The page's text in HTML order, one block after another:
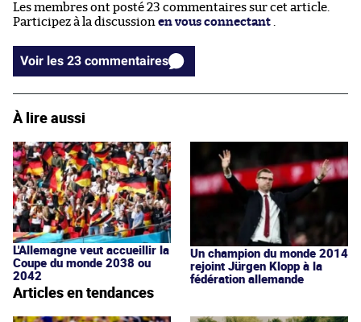
Les membres ont posté 23 commentaires sur cet article.
Participez à la discussion en vous connectant
Voir les 23 commentaires
À lire aussi
L'Allemagne veut accueillir la
Coupe du monde 2038 ou
2042
Un champion du monde 2014
rejoint Jürgen Klopp à la
fédération allemande
Articles en tendances